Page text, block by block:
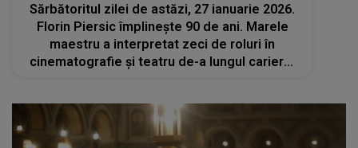
Sărbătoritul zilei de astăzi, 27 ianuarie 2026.
Florin Piersic împlinește 90 de ani. Marele
maestru a interpretat zeci de roluri în
cinematografie şi teatru de-a lungul carierei